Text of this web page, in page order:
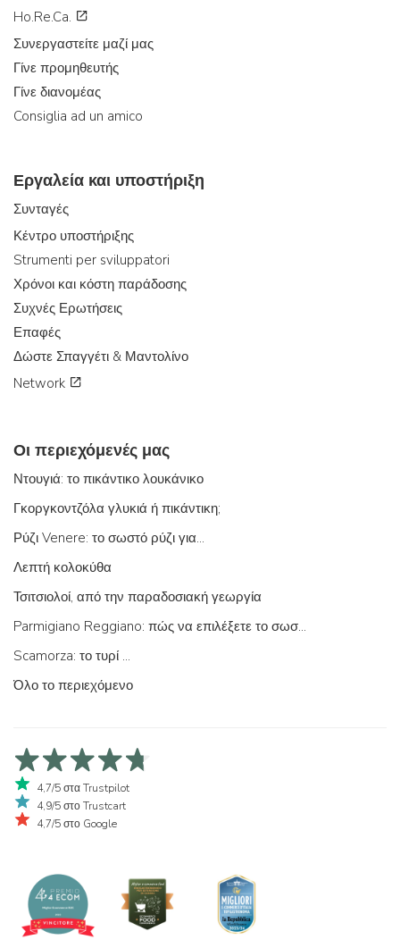
Ho.Re.Ca.
Συνεργαστείτε μαζί μας
Γίνε προμηθευτής
Γίνε διανομέας
Consiglia ad un amico
Εργαλεία και υποστήριξη
Συνταγές
Κέντρο υποστήριξης
Strumenti per sviluppatori
Χρόνοι και κόστη παράδοσης
Συχνές Ερωτήσεις
Επαφές
Δώστε Σπαγγέτι & Μαντολίνο
Network
Οι περιεχόμενές μας
Ντουγιά: το πικάντικο λουκάνικο
Γκοργκοντζόλα γλυκιά ή πικάντικη;
Ρύζι Venere: το σωστό ρύζι για...
Λεπτή κολοκύθα
Τσιτσιολοί, από την παραδοσιακή γεωργία
Parmigiano Reggiano: πώς να επιλέξετε το σωστό
Scamorza: το τυρί ...
Όλο το περιεχόμενο
4,7/5 στα Trustpilot
4,9/5 στο Trustcart
4,7/5 στο Google